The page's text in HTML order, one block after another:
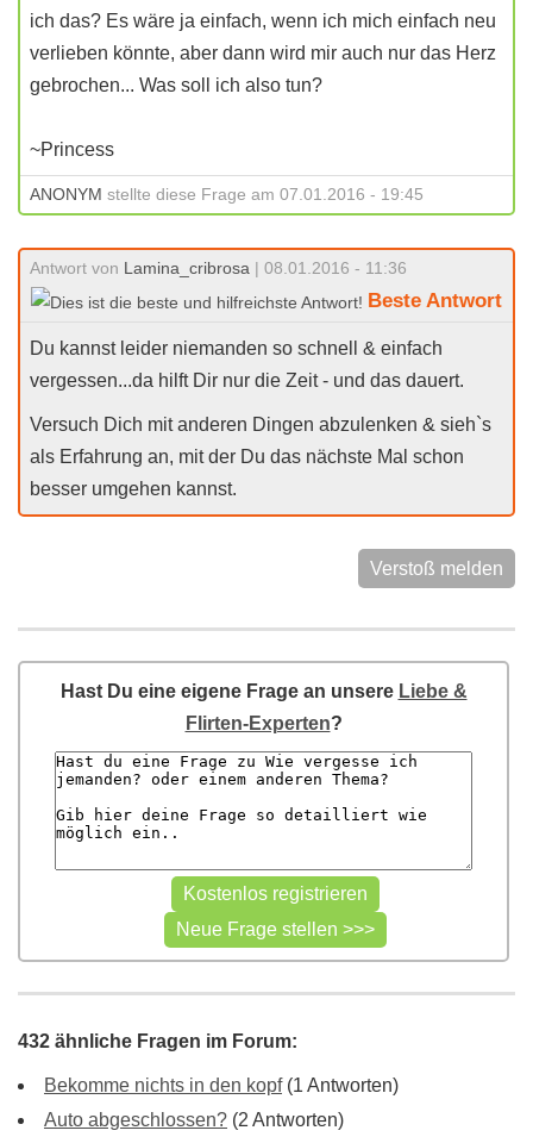
ich das? Es wäre ja einfach, wenn ich mich einfach neu
verlieben könnte, aber dann wird mir auch nur das Herz
gebrochen... Was soll ich also tun?
~Princess
ANONYM stellte diese Frage am 07.01.2016 - 19:45
Antwort von Lamina_cribrosa | 08.01.2016 - 11:36
Beste Antwort
Du kannst leider niemanden so schnell & einfach
vergessen...da hilft Dir nur die Zeit - und das dauert.
Versuch Dich mit anderen Dingen abzulenken & sieh`s
als Erfahrung an, mit der Du das nächste Mal schon
besser umgehen kannst.
Verstoß melden
Hast Du eine eigene Frage an unsere Liebe &
Flirten-Experten?
432 ähnliche Fragen im Forum:
Bekomme nichts in den kopf(1 Antworten)
Auto abgeschlossen? (2 Antworten)